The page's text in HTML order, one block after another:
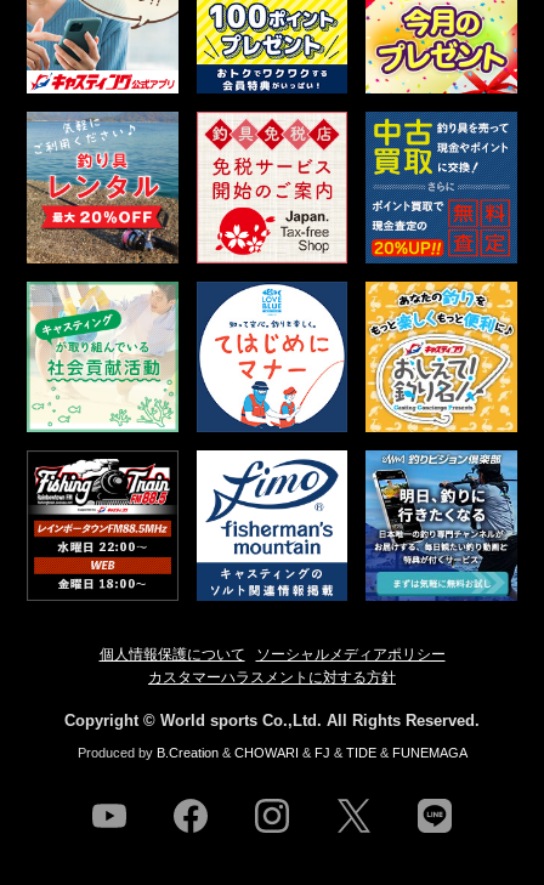
個人情報保護について
ソーシャルメディアポリシー
カスタマーハラスメントに対する方針
Copyright © World sports Co.,Ltd. All Rights Reserved.
Produced by B.Creation&CHOWARI & FJ &TIDE& FUNEMAGA
youtube facebook instagram line